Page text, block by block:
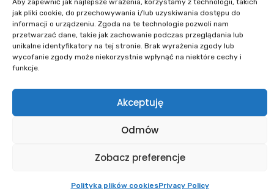
Aby zapewnić jak najlepsze wrażenia, korzystamy z technologii, takich
jak pliki cookie, do przechowywania i/lub uzyskiwania dostępu do
informacji o urządzeniu. Zgoda na te technologie pozwoli nam
przetwarzać dane, takie jak zachowanie podczas przeglądania lub
unikalne identyfikatory na tej stronie. Brak wyrażenia zgody lub
wycofanie zgody może niekorzystnie wpłynąć na niektóre cechy i
funkcje.
Akceptuję
Odmów
Zobacz preferencje
Polityka plików cookiesPrivacy Policy
Institute of Geodesy and Cartography
ul. Zygmunta Modzelewskiego 27
02-679 Warszawa
E-mail: igik@igik.edu.pl
Powered by ESITIO - Your Digital Space